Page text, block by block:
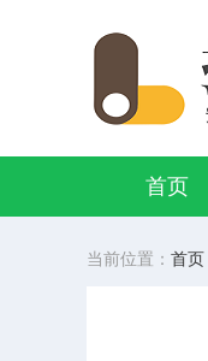
首页
当前位置： 首页